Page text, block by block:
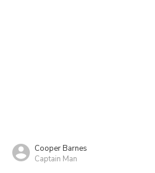
Cooper Barnes
Captain Man